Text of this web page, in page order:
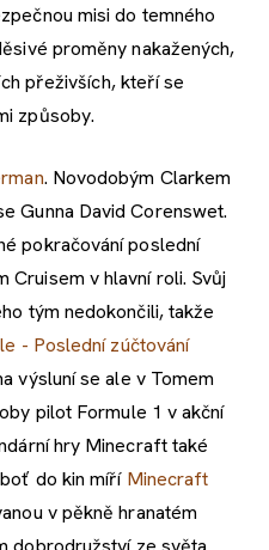
misi do temného
proměny nakažených,
přeživších, kteří se
způsoby.
. Novodobým Clarkem
Gunna David Corenswet.
pokračování poslední
Cruisem v hlavní roli. Svůj
tým nedokončili, takže
- Poslední zúčtování
výsluní se ale v Tomem
pilot Formule 1 v akční
hry Minecraft také
do kin míří Minecraft
v pěkně hranatém